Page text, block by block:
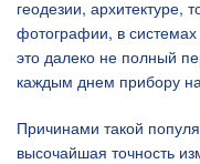
геодезии, архитектуре,
фотографии, в
это далеко не полный
каждым днем прибору
Причинами такой
высочайшая точность